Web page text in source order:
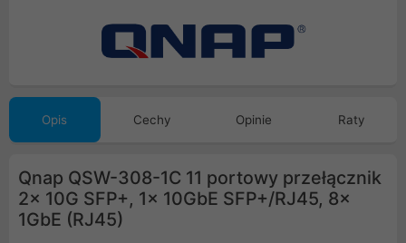
Opis Cechy Opinie Raty
Qnap QSW-308-1C 11 portowy przełącznik
2x 10G SFP+, 1x 10GbE SFP+/RJ45, 8x
1GbE (RJ45)